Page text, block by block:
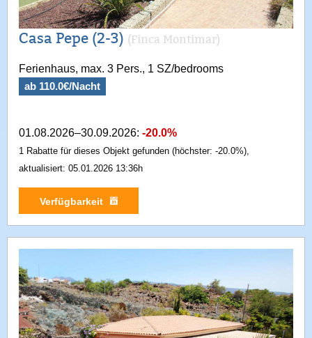
Casa Pepe (2-3) (Finca Montimar)
Ferienhaus, max. 3 Pers., 1 SZ/bedrooms
ab 110.0€/Nacht
01.08.2026–30.09.2026: -20.0%
1 Rabatte für dieses Objekt gefunden (höchster: -20.0%),
aktualisiert: 05.01.2026 13:36h
Verfügbarkeit